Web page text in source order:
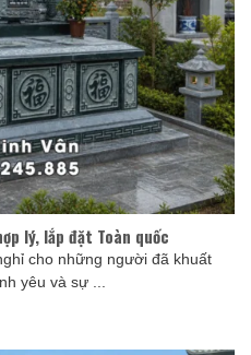
lý, lắp đặt Toàn quốc
cho những người đã khuất
yêu và sự ...